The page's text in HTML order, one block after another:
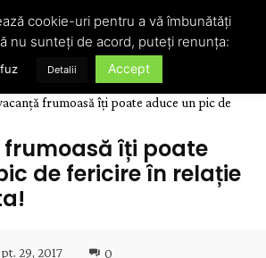
frumoasă îți poate aduce un pic de
îți poate
de fericire în relație
29, 2017 0
cookie-uri pentru a vă îmbunătăți
nu sunteți de acord, puteți renunța:
Detalii Accept